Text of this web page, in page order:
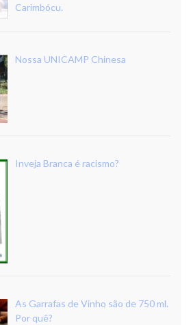
Carimbócu.
Nossa UNICAMP Chinesa
Inveja Branca é racismo?
As Garrafas de Vinho são de 750 ml.
Por quê?